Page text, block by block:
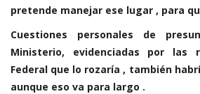
pretende manejar ese lugar , para
Cuestiones personales de
Ministerio, evidenciadas por las
Federal que lo rozaría , también
aunque eso va para largo .